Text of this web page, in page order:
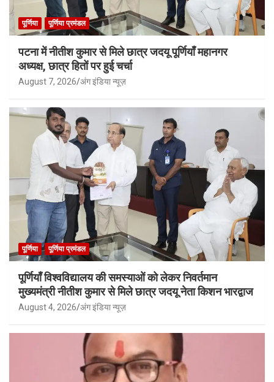
पूर्णिया पूर्णिया प्रमंडल
पटना में नीतीश कुमार से मिले छात्र जदयू पूर्णियाँ महानगर
अध्यक्ष, छात्र हितों पर हुई चर्चा
August 7, 2026 अंग इंडिया न्यूज़
पूर्णिया पूर्णिया प्रमंडल
पूर्णियाँ विश्वविद्यालय की समस्याओं को लेकर निवर्तमान
मुख्यमंत्री नीतीश कुमार से मिले छात्र जदयू नेता किशन भारद्वाज
August 4, 2026 अंग इंडिया न्यूज़